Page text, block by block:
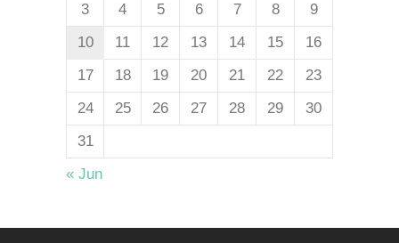
3
4 5 6 7 8
9
10
11 12 13 14 15
16
17
18 19 20 21 22
23
24
25 26 27 28 29
30
31
« Jun